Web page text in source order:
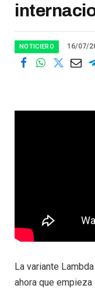
NOTICIERO 16/07/
La variante
ahora que